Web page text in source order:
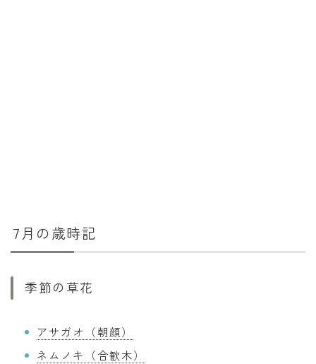
7月の歳時記
季節の草花
アサガオ（朝顔）
ネムノキ（合歓木）